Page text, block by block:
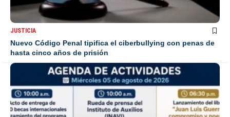
JUSTICIA
Nuevo Código Penal tipifica el ciberbullying con penas de
hasta cinco años de prisión